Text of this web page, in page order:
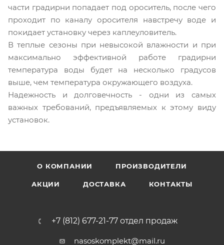
части градирни попадает под ороситель, после чего
проходит по каналу оросителя навстречу воде и
покидает установку через каплеуловитель.
В теплые сезоны при невысокой влажности и при
максимально эффективной работе градирни
температура воды будет на несколько градусов
выше, чем температура окружающего воздуха.
Надежность и долговечность - одни из самых
важных требований, предъявляемых к этому виду
установок.
О КОМПАНИИ ПРОИЗВОДИТЕЛИ
АКЦИИ ДОСТАВКА КОНТАКТЫ
+7 (812) 677-21-77 отдел продаж
nasoskomplekt@mail.ru